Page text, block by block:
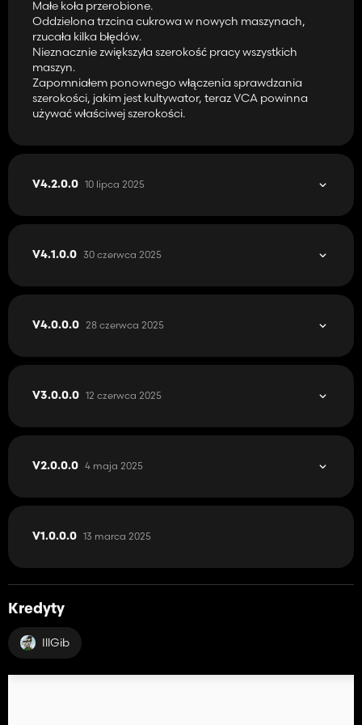
Małe koła przerobione.
Oddzielona trzcina cukrowa w nowych maszynach,
rzucała kilka błędów.
Nieznacznie zwiększyła szerokość pracy wszystkich
maszyn.
Zapomniałem ponownego włączenia sprawdzania
szerokości, jakim jest kultywator, teraz VCA powinna
używać właściwej szerokości.
V4.2.0.0 10 lipca 2025
V4.1.0.0 30 czerwca 2025
V4.0.0.0 28 czerwca 2025
V3.0.0.0 12 czerwca 2025
V2.0.0.0 4 maja 2025
V1.0.0.0 13 marca 2025
Kredyty
IllGib